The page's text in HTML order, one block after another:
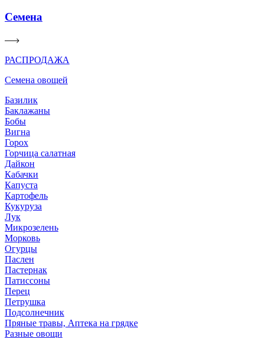
Семена
РАСПРОДАЖА
Семена овощей
Базилик
Баклажаны
Бобы
Вигна
Горох
Горчица салатная
Дайкон
Кабачки
Капуста
Картофель
Кукуруза
Лук
Микрозелень
Морковь
Огурцы
Паслен
Пастернак
Патиссоны
Перец
Петрушка
Подсолнечник
Пряные травы, Аптека на грядке
Разные овощи